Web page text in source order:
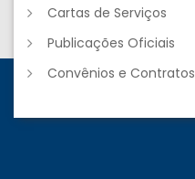
Cartas de Serviços
Publicações Oficiais
Convênios e Contratos